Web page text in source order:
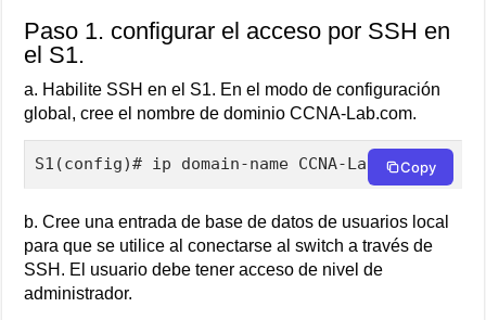
Paso 1. configurar el acceso por SSH en
el S1.
a. Habilite SSH en el S1. En el modo de configuración
global, cree el nombre de dominio CCNA-Lab.com.
S1(config)# ip domain-name CCNA-Lab.comCopy
b. Cree una entrada de base de datos de usuarios local
para que se utilice al conectarse al switch a través de
SSH. El usuario debe tener acceso de nivel de
administrador.